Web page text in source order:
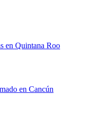
en Quintana Roo
en Cancún